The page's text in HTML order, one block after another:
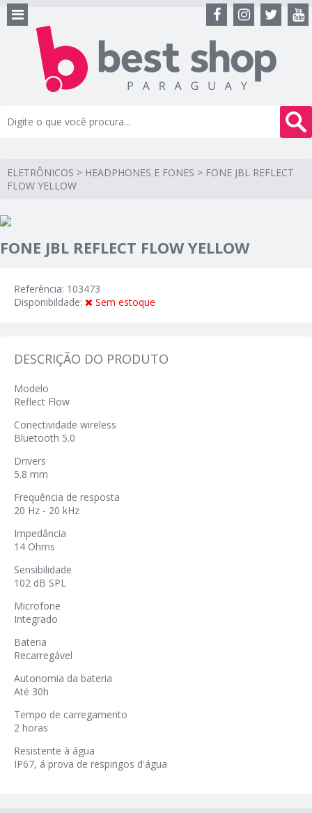
ELETRÔNICOS > HEADPHONES E FONES > FONE JBL REFLECT
FLOW YELLOW
FONE JBL REFLECT FLOW YELLOW
Referência: 103473
Disponibildade:
Sem estoque
DESCRIÇÃO DO PRODUTO
Modelo
Reflect Flow
Conectividade wireless
Bluetooth 5.0
Drivers
5.8 mm
Frequência de resposta
20 Hz - 20 kHz
Impedância
14 Ohms
Sensibilidade
102 dB SPL
Microfone
Integrado
Bateria
Recarregável
Autonomia da bateria
Até 30h
Tempo de carregamento
2 horas
Resistente à água
IP67, á prova de respingos d'água